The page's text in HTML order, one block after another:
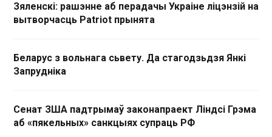
Зяленскі: рашэнне аб перадачы Украіне ліцэнзій на
вытворчасць Patriot прынята
Беларус з вольнага сьвету. Да стагодзьдзя Янкі
Запрудніка
Сенат ЗША падтрымаў законапраект Ліндсі Грэма
аб «пякельных» санкцыях супраць РФ